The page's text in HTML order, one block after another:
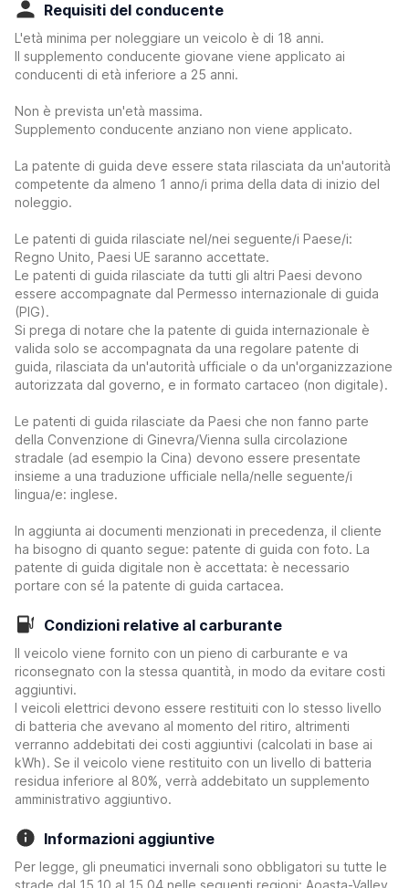
Requisiti del conducente
L'età minima per noleggiare un veicolo è di 18 anni.
Il supplemento conducente giovane viene applicato ai
conducenti di età inferiore a 25 anni.
Non è prevista un'età massima.
Supplemento conducente anziano non viene applicato.
La patente di guida deve essere stata rilasciata da un'autorità
competente da almeno 1 anno/i prima della data di inizio del
noleggio.
Le patenti di guida rilasciate nel/nei seguente/i Paese/i:
Regno Unito, Paesi UE saranno accettate.
Le patenti di guida rilasciate da tutti gli altri Paesi devono
essere accompagnate dal Permesso internazionale di guida
(PIG).
Si prega di notare che la patente di guida internazionale è
valida solo se accompagnata da una regolare patente di
guida, rilasciata da un'autorità ufficiale o da un'organizzazione
autorizzata dal governo, e in formato cartaceo (non digitale).
Le patenti di guida rilasciate da Paesi che non fanno parte
della Convenzione di Ginevra/Vienna sulla circolazione
stradale (ad esempio la Cina) devono essere presentate
insieme a una traduzione ufficiale nella/nelle seguente/i
lingua/e: inglese.
In aggiunta ai documenti menzionati in precedenza, il cliente
ha bisogno di quanto segue: patente di guida con foto. La
patente di guida digitale non è accettata: è necessario
portare con sé la patente di guida cartacea.
Condizioni relative al carburante
Il veicolo viene fornito con un pieno di carburante e va
riconsegnato con la stessa quantità, in modo da evitare costi
aggiuntivi.
I veicoli elettrici devono essere restituiti con lo stesso livello
di batteria che avevano al momento del ritiro, altrimenti
verranno addebitati dei costi aggiuntivi (calcolati in base ai
kWh). Se il veicolo viene restituito con un livello di batteria
residua inferiore al 80%, verrà addebitato un supplemento
amministrativo aggiuntivo.
Informazioni aggiuntive
Per legge, gli pneumatici invernali sono obbligatori su tutte le
strade dal 15.10 al 15.04 nelle seguenti regioni: Aoasta-Valley.